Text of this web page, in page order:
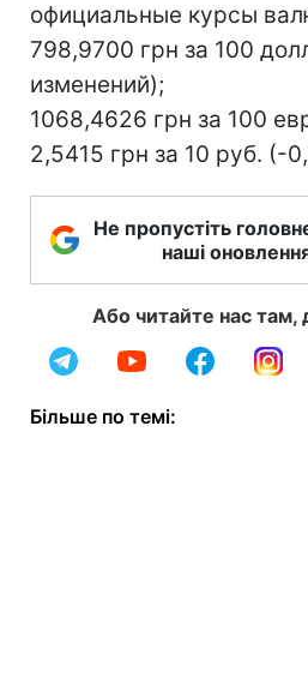
официальные курсы
798,9700 грн за 100
изменений);
1068,4626 грн за 100
2,5415 грн за 10 руб. (-
Не пропустіть
наші
Або читайте нас там,
Більше по темі: